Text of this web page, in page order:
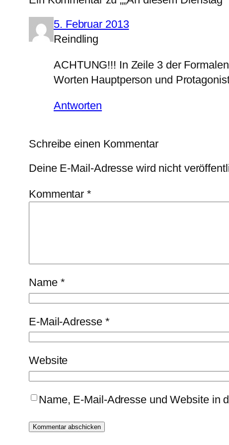
5. Februar 2013
Reindling
ACHTUNG!!! In Zeile 3 der
Worten Hauptperson und
Antworten
Schreibe einen Kommentar
Deine E-Mail-Adresse wird nicht
Kommentar*
Name *
E-Mail-Adresse *
Website
Name, E-Mail-Adresse und Website in